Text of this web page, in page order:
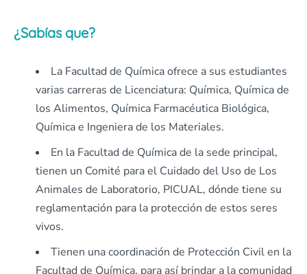
¿Sabías que?
La Facultad de Química ofrece a sus estudiantes
varias carreras de Licenciatura: Química, Química de
los Alimentos, Química Farmacéutica Biológica,
Química e Ingeniera de los Materiales.
En la Facultad de Química de la sede principal,
tienen un Comité para el Cuidado del Uso de Los
Animales de Laboratorio, PICUAL, dónde tiene su
reglamentación para la protección de estos seres
vivos.
Tienen una coordinación de Protección Civil en la
Facultad de Química, para así brindar a la comunidad